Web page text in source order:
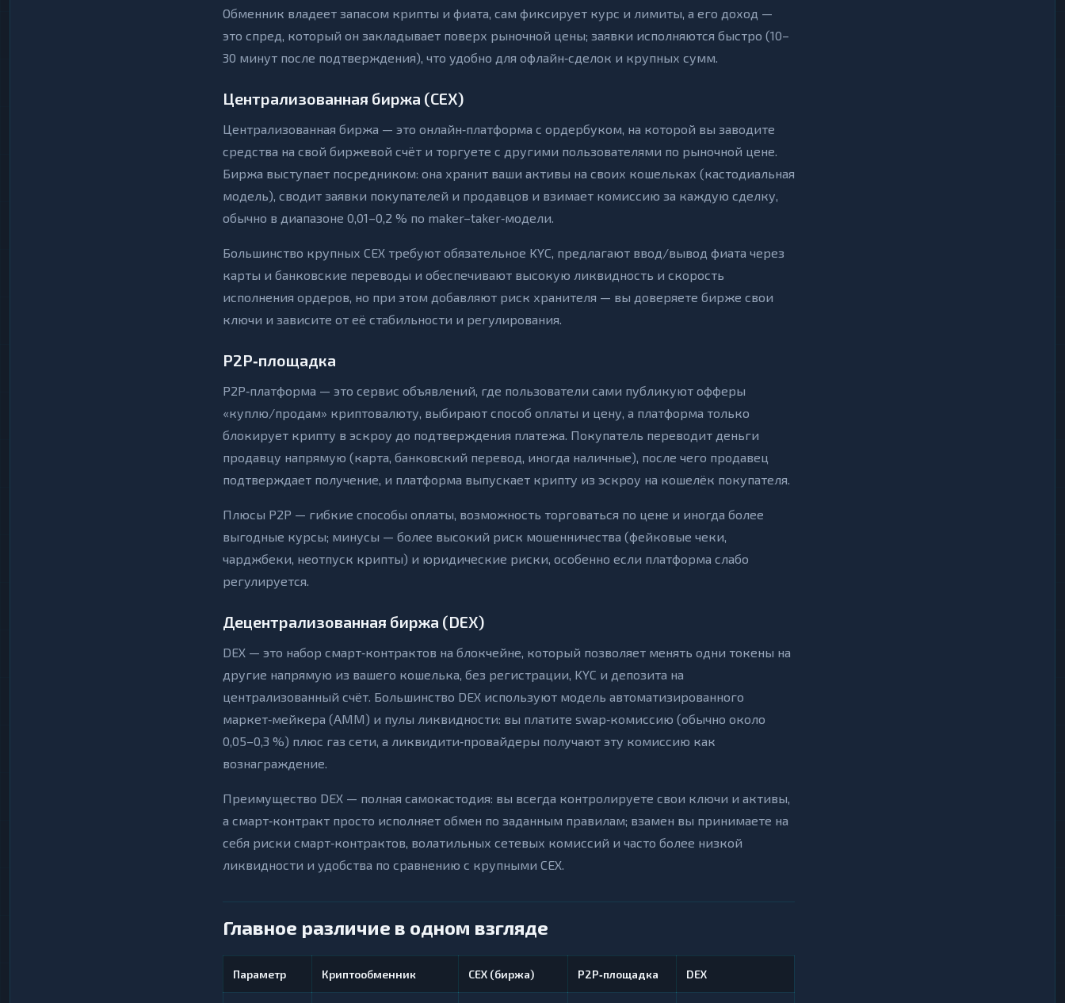
Обменник владеет запасом крипты и фиата, сам фиксирует курс и лимиты, а его доход —
это спред, который он закладывает поверх рыночной цены; заявки исполняются быстро (10–
30 минут после подтверждения), что удобно для офлайн‑сделок и крупных сумм.
Централизованная биржа (CEX)
Централизованная биржа — это онлайн‑платформа с ордербуком, на которой вы заводите
средства на свой биржевой счёт и торгуете с другими пользователями по рыночной цене.
Биржа выступает посредником: она хранит ваши активы на своих кошельках (кастодиальная
модель), сводит заявки покупателей и продавцов и взимает комиссию за каждую сделку,
обычно в диапазоне 0,01–0,2 % по maker–taker‑модели.
Большинство крупных CEX требуют обязательное KYC, предлагают ввод/вывод фиата через
карты и банковские переводы и обеспечивают высокую ликвидность и скорость
исполнения ордеров, но при этом добавляют риск хранителя — вы доверяете бирже свои
ключи и зависите от её стабильности и регулирования.
P2P‑площадка
P2P‑платформа — это сервис объявлений, где пользователи сами публикуют офферы
«куплю/продам» криптовалюту, выбирают способ оплаты и цену, а платформа только
блокирует крипту в эскроу до подтверждения платежа. Покупатель переводит деньги
продавцу напрямую (карта, банковский перевод, иногда наличные), после чего продавец
подтверждает получение, и платформа выпускает крипту из эскроу на кошелёк покупателя.
Плюсы P2P — гибкие способы оплаты, возможность торговаться по цене и иногда более
выгодные курсы; минусы — более высокий риск мошенничества (фейковые чеки,
чарджбеки, неотпуск крипты) и юридические риски, особенно если платформа слабо
регулируется.
Децентрализованная биржа (DEX)
DEX — это набор смарт‑контрактов на блокчейне, который позволяет менять одни токены на
другие напрямую из вашего кошелька, без регистрации, KYC и депозита на
централизованный счёт. Большинство DEX используют модель автоматизированного
маркет‑мейкера (AMM) и пулы ликвидности: вы платите swap‑комиссию (обычно около
0,05–0,3 %) плюс газ сети, а ликвидити‑провайдеры получают эту комиссию как
вознаграждение.
Преимущество DEX — полная самокастодия: вы всегда контролируете свои ключи и активы,
а смарт‑контракт просто исполняет обмен по заданным правилам; взамен вы принимаете на
себя риски смарт‑контрактов, волатильных сетевых комиссий и часто более низкой
ликвидности и удобства по сравнению с крупными CEX.
Главное различие в одном взгляде
Параметр Криптообменник CEX (биржа) P2P‑площадка DEX